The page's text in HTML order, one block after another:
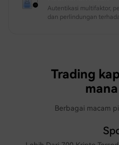
Autentikasi multifaktor,
dan perlindungan
Trading
Berbagai macam